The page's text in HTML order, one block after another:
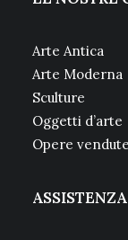
Arte Antica
Arte Moderna
Sculture
Oggetti d’arte
Opere vendute